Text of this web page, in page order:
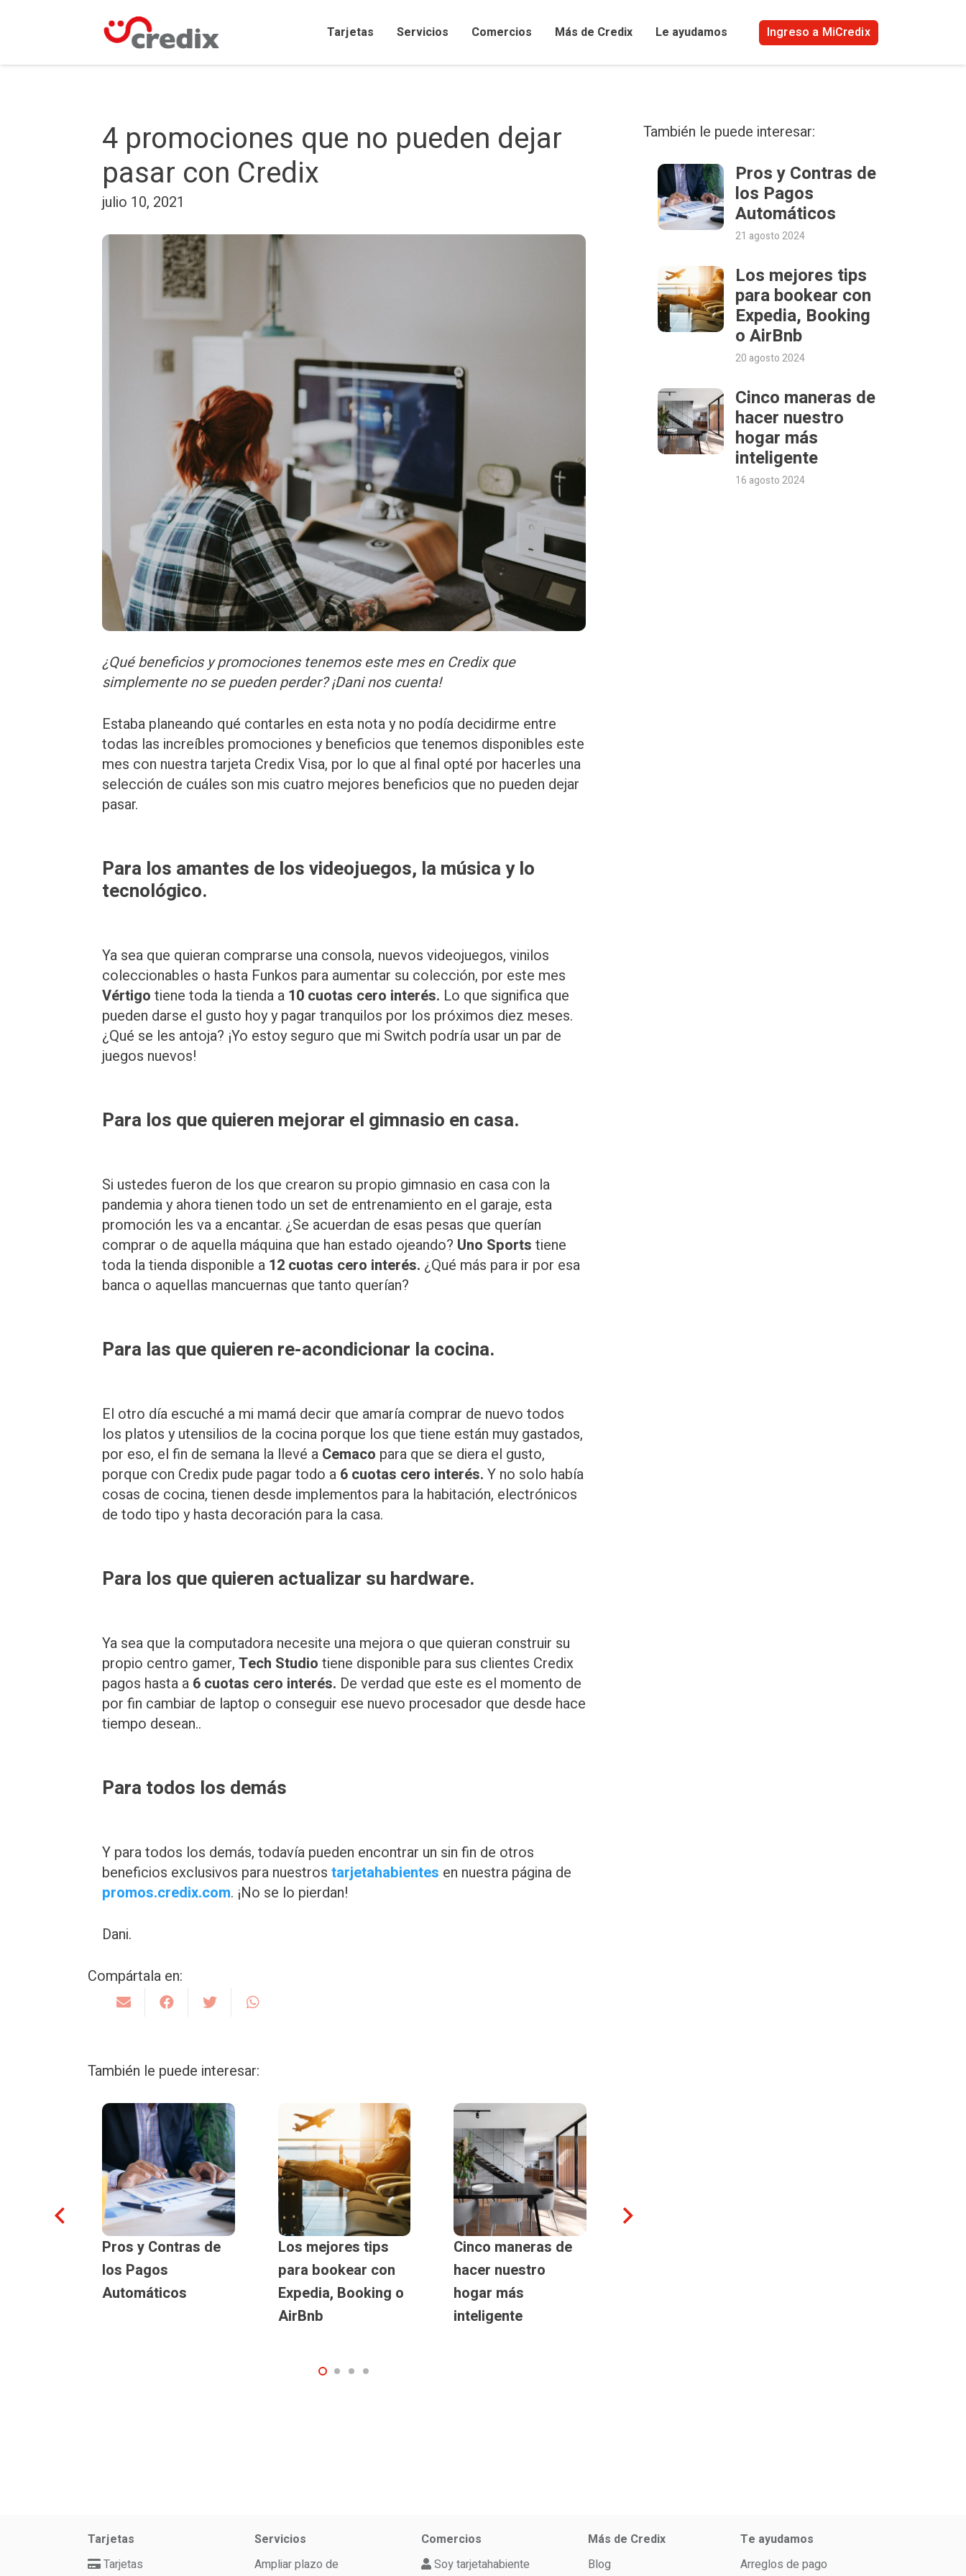
Tarjetas Servicios Comercios Más de Credix Le ayudamos Ingreso a MiCredix
4 promociones que no pueden dejar
pasar con Credix
julio 10, 2021
¿Qué beneficios y promociones tenemos este mes en Credix que
simplemente no se pueden perder? ¡Dani nos cuenta!
Estaba planeando qué contarles en esta nota y no podía decidirme entre
todas las increíbles promociones y beneficios que tenemos disponibles este
mes con nuestra tarjeta Credix Visa, por lo que al final opté por hacerles una
selección de cuáles son mis cuatro mejores beneficios que no pueden dejar
pasar.
Para los amantes de los videojuegos, la música y lo
tecnológico.
Ya sea que quieran comprarse una consola, nuevos videojuegos, vinilos
coleccionables o hasta Funkos para aumentar su colección, por este mes
Vértigo tiene toda la tienda a 10 cuotas cero interés. Lo que significa que
pueden darse el gusto hoy y pagar tranquilos por los próximos diez meses.
¿Qué se les antoja? ¡Yo estoy seguro que mi Switch podría usar un par de
juegos nuevos!
Para los que quieren mejorar el gimnasio en casa.
Si ustedes fueron de los que crearon su propio gimnasio en casa con la
pandemia y ahora tienen todo un set de entrenamiento en el garaje, esta
promoción les va a encantar. ¿Se acuerdan de esas pesas que querían
comprar o de aquella máquina que han estado ojeando? Uno Sports tiene
toda la tienda disponible a 12 cuotas cero interés. ¿Qué más para ir por esa
banca o aquellas mancuernas que tanto querían?
Para las que quieren re-acondicionar la cocina.
El otro día escuché a mi mamá decir que amaría comprar de nuevo todos
los platos y utensilios de la cocina porque los que tiene están muy gastados,
por eso, el fin de semana la llevé a Cemaco para que se diera el gusto,
porque con Credix pude pagar todo a 6 cuotas cero interés. Y no solo había
cosas de cocina, tienen desde implementos para la habitación, electrónicos
de todo tipo y hasta decoración para la casa.
Para los que quieren actualizar su hardware.
Ya sea que la computadora necesite una mejora o que quieran construir su
propio centro gamer, Tech Studio tiene disponible para sus clientes Credix
pagos hasta a 6 cuotas cero interés. De verdad que este es el momento de
por fin cambiar de laptop o conseguir ese nuevo procesador que desde hace
tiempo desean..
Para todos los demás
Y para todos los demás, todavía pueden encontrar un sin fin de otros
beneficios exclusivos para nuestros tarjetahabientes en nuestra página de
promos.credix.com. ¡No se lo pierdan!
Dani.
Compártala en:
También le puede interesar:
Pros y Contras de
los Pagos
Automáticos
Los mejores tips
para bookear con
Expedia, Booking o
AirBnb
Cinco maneras de
hacer nuestro
hogar más
inteligente
También le puede interesar:
Pros y Contras de
los Pagos
Automáticos
21 agosto 2024
Los mejores tips
para bookear con
Expedia, Booking
o AirBnb
20 agosto 2024
Cinco maneras de
hacer nuestro
hogar más
inteligente
16 agosto 2024
Tarjetas
Tarjetas
Servicios
Ampliar plazo de
Comercios
Soy tarjetahabiente
Más de Credix
Blog
Te ayudamos
Arreglos de pago